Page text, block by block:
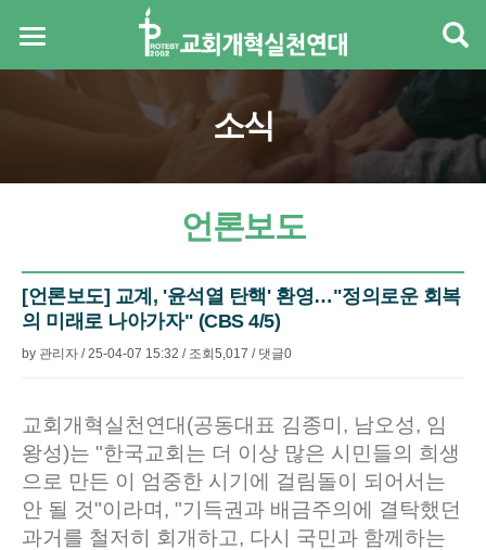
소식
언론보도
[언론보도] 교계, '윤석열 탄핵' 환영…"정의로운 회복
의 미래로 나아가자" (CBS 4/5)
by 관리자 /25-04-07 15:32 / 조회 5,017 / 댓글0
교회개혁실천연대(공동대표 김종미, 남오성, 임
왕성)는 "한국교회는 더 이상 많은 시민들의 희생
으로 만든 이 엄중한 시기에 걸림돌이 되어서는
안 될 것"이라며, "기득권과 배금주의에 결탁했던
과거를 철저히 회개하고, 다시 국민과 함께하는